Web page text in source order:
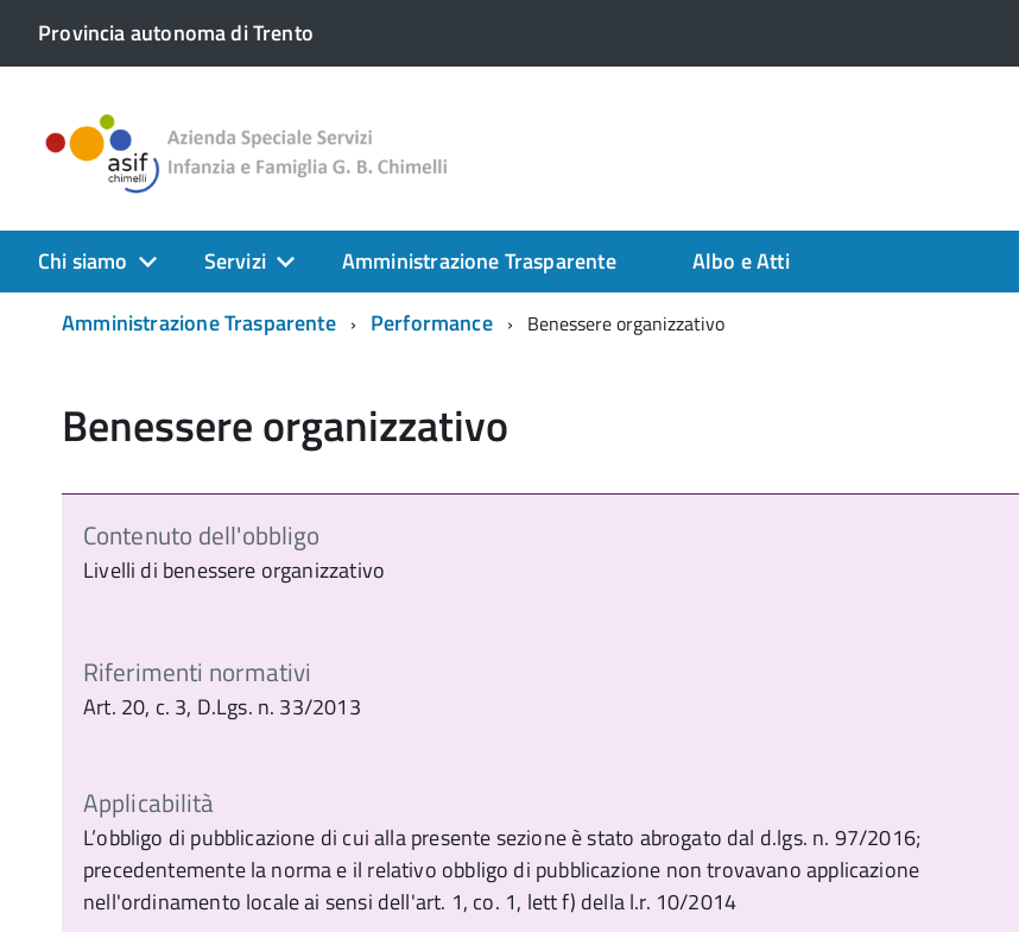
Provincia autonoma di Trento
Chi siamo Servizi Amministrazione Trasparente
Albo e Atti
Amministrazione Trasparente
Performance Benessere organizzativo
Benessere organizzativo
Contenuto dell'obbligo
Livelli di benessere organizzativo
Riferimenti normativi
Art. 20, c. 3, D.Lgs. n. 33/2013
Applicabilità
L’obbligo di pubblicazione di cui alla presente sezione è stato abrogato dal d.lgs. n. 97/2016;
precedentemente la norma e il relativo obbligo di pubblicazione non trovavano applicazione
nell'ordinamento locale ai sensi dell'art. 1, co. 1, lett f) della l.r. 10/2014